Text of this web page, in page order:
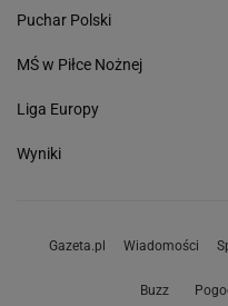
Puchar Polski
MŚ w Piłce Nożnej
Liga Europy
Wyniki
Gazeta.pl Wiadomości
Buzz